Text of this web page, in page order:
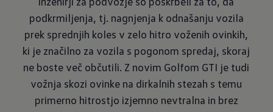
podkrmiljenja, tj. nagnjenja k odnašanju vozila
prek sprednjih koles v zelo hitro voženih ovinkih,
ki je značilno za vozila s pogonom spredaj, skoraj
ne boste več občutili. Z novim Golfom GTI je tudi
vožnja skozi ovinke na dirkalnih stezah s temu
primerno hitrostjo izjemno nevtralna in brez